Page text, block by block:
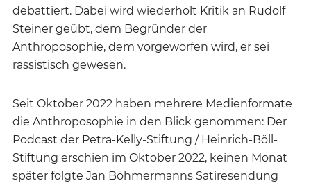
debattiert. Dabei wird wiederholt Kritik an Rudolf
Steiner geübt, dem Begründer der
Anthroposophie, dem vorgeworfen wird, er sei
rassistisch gewesen.
Seit Oktober 2022 haben mehrere Medienformate
die Anthroposophie in den Blick genommen: Der
Podcast der Petra-Kelly-Stiftung / Heinrich-Böll-
Stiftung erschien im Oktober 2022, keinen Monat
später folgte Jan Böhmermanns Satiresendung